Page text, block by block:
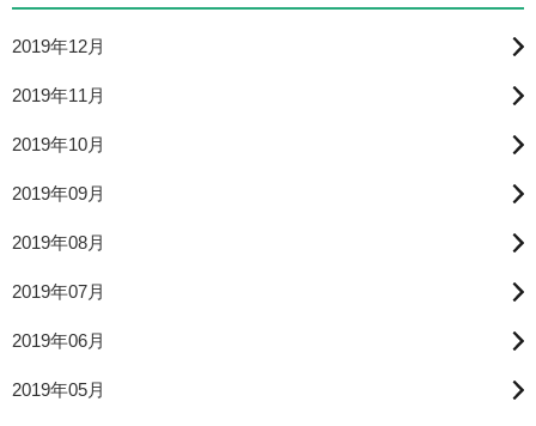
2019年12月
2019年11月
2019年10月
2019年09月
2019年08月
2019年07月
2019年06月
2019年05月